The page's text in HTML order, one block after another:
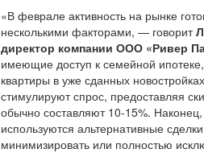
«В феврале активность на рынке
несколькими факторами, — говорит
директор компании ООО «Ривер
имеющие доступ к семейной
квартиры в уже сданных
стимулируют спрос, предоставляя
обычно составляют 10-15%.
используются альтернативные
минимизировать или полностью